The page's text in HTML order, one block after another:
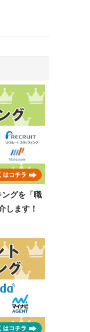
グを「職
します！